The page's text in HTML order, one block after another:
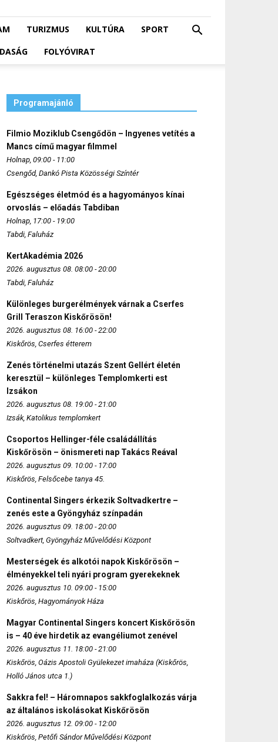
TURIZMUS KULTÚRA
SPORT
FOLYÓVIRAT
Programajánló
Filmio Moziklub Csengődön – Ingyenes vetítés a
Mancs című magyar filmmel
Holnap, 09:00 - 11:00
Csengőd, Dankó Pista Közösségi Színtér
Egészséges életmód és a hagyományos kínai
orvoslás – előadás Tabdiban
Holnap, 17:00 - 19:00
Tabdi, Faluház
KertAkadémia 2026
2026. augusztus 08. 08:00 - 20:00
Tabdi, Faluház
Különleges burgerélmények várnak a Cserfes
Grill Teraszon Kiskőrösön!
2026. augusztus 08. 16:00 - 22:00
Kiskőrös, Cserfes étterem
Zenés történelmi utazás Szent Gellért életén
keresztül – különleges Templomkerti est
Izsákon
2026. augusztus 08. 19:00 - 21:00
Izsák, Katolikus templomkert
Csoportos Hellinger-féle családállítás
Kiskőrösön – önismereti nap Takács Reával
2026. augusztus 09. 10:00 - 17:00
Kiskőrös, Felsőcebe tanya 45.
Continental Singers érkezik Soltvadkertre –
zenés este a Gyöngyház színpadán
2026. augusztus 09. 18:00 - 20:00
Soltvadkert, Gyöngyház Művelődési Központ
Mesterségek és alkotói napok Kiskőrösön –
élményekkel teli nyári program gyerekeknek
2026. augusztus 10. 09:00 - 15:00
Kiskőrös, Hagyományok Háza
Magyar Continental Singers koncert Kiskőrösön
is – 40 éve hirdetik az evangéliumot zenével
2026. augusztus 11. 18:00 - 21:00
Kiskőrös, Oázis Apostoli Gyülekezet imaháza (Kiskőrös,
Holló János utca 1.)
Sakkra fel! – Háromnapos sakkfoglalkozás várja
az általános iskolásokat Kiskőrösön
2026. augusztus 12. 09:00 - 12:00
Kiskőrös, Petőfi Sándor Művelődési Központ